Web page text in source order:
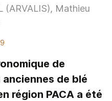
(ARVALIS), Mathieu
de
de blé
région PACA a été